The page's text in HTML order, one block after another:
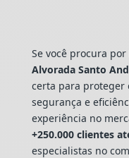
Se você procura por
Alvorada Santo
certa para proteger
segurança e
experiência no
+250.000 clientes
especialistas no